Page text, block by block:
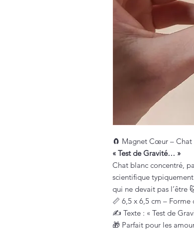
🧲 Magnet Cœur – Chat
« Test de Gravité… »
Chat blanc concentré,
scientifique
qui ne devait pas l’être
📏 6,5 x 6,5 cm –
✍️ Texte : « Test de
🎁 Parfait pour les